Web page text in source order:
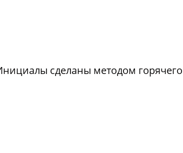
сделаны методом